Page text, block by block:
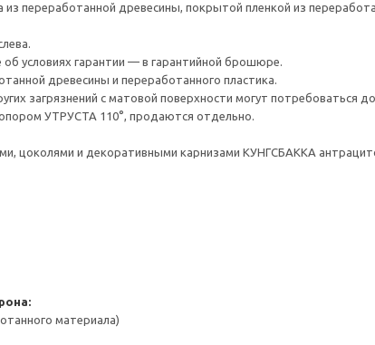
переработанной древесины, покрытой пленкой из
условиях гарантии — в гарантийной брошюре.
древесины и переработанного пластика.
загрязнений с матовой поверхности могут потребоваться
УТРУСТА 110°, продаются отдельно.
цоколями и декоративными карнизами КУНГСБАККА
материала)